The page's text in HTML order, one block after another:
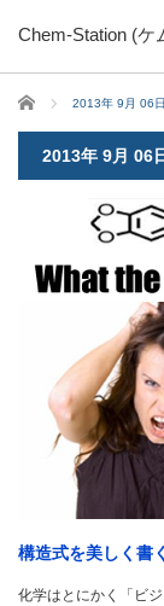
Chem-Station (ケ
ホーム 2013年 9月 06日
2013年 9月 06
構造式を美しく書
化学はとにかく「ビ